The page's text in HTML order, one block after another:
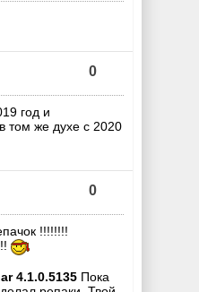
0
год и
том же духе с 2020
0
!!!!!!!!
4.1.0.5135 Пока